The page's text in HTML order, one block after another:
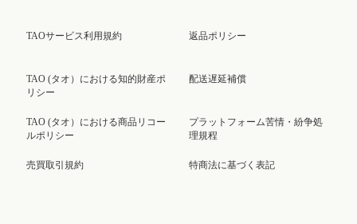
TAOサービス利用規約
TAO (タオ）における知的財産ポ
リシー
TAO (タオ）における商品リコー
ルポリシー
売買取引規約
返品ポリシー
配送遅延補償
プラットフォーム苦情・紛争処
理規程
特商法に基づく表記